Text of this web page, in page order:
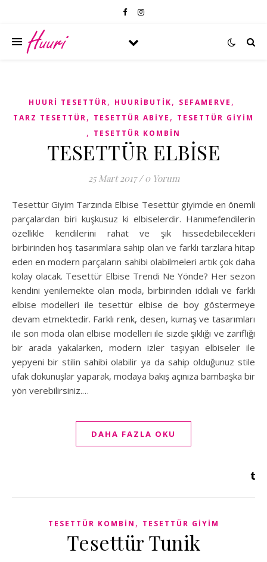
HUURI TESETTÜR, HUURIBUTIK, SEFAMERVE ,
TARZ TESETTÜR, TESETTÜR ABIYE , TESETTÜR GIYIM
, TESETTÜR KOMBIN
TESETTÜR ELBİSE
25 Mart 2017 / 0 Yorum
Tesettür Giyim Tarzında Elbise Tesettür giyimde en önemli
parçalardan biri kuşkusuz ki elbiselerdir. Hanımefendilerin
özellikle kendilerini rahat ve şık hissedebilecekleri
birbirinden hoş tasarımlara sahip olan ve farklı tarzlara hitap
eden en modern parçaların sahibi olabilmeleri artık çok daha
kolay olacak. Tesettür Elbise Trendi Ne Yönde? Her sezon
kendini yenilemekte olan moda, birbirinden iddialı ve farklı
elbise modelleri ile tesettür elbise de boy göstermeye
devam etmektedir. Farklı renk, desen, kumaş ve tasarımları
ile son moda olan elbise modelleri ile sizde şıklığı ve zarifliği
bir arada yakalarken, modern izler taşıyan elbiseler ile
yepyeni bir stilin sahibi olabilir ya da sahip olduğunuz stile
ufak dokunuşlar yaparak, modaya bakış açınıza bambaşka bir
yön verebilirsiniz.…
DAHA FAZLA OKU
TESETTÜR KOMBIN , TESETTÜR GIYIM
Tesettür Tunik